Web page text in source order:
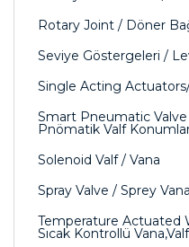
Rotary Joint / Döner
Seviye Göstergeleri /
Single Acting
Smart Pneumatic
Pnömatik Valf
Solenoid Valf / Vana
Spray Valve / Sprey
Temperature Actuated
Sıcak Kontrollü Vana,Valf